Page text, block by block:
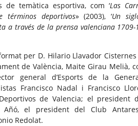
temàtica esportiva, com ‘Las
términos deportivos» (2003), ‘Un
a través de la prensa valenciana 1709-
per D. Hilario Llavador Cisternes
de València, Maite Girau Melià,
general d’Esports de la
Francisco Nadal i Francisco
de Valencia; el president
Añó, el president del Club
Redolat.